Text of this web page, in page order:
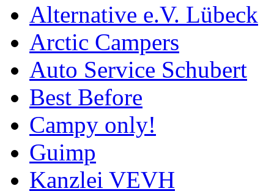
Alternative e.V. Lübeck
Arctic Campers
Auto Service Schubert
Best Before
Campy only!
Guimp
Kanzlei VEVH